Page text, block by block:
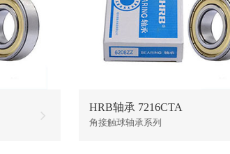
HRB轴承 7216CTA
角接触球轴承系列